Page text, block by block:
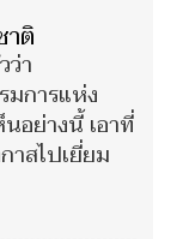
ติ
า
มการแห่ง
อย่างนี้ เอาที่
าสไปเยี่ยม